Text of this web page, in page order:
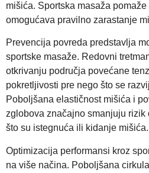
mišića. Sportska masaža
omogućava pravilno zarastanje
Prevencija povreda predstavlja
sportske masaže. Redovni
otkrivanju područja povećane
pokretljivosti pre nego što se
Poboljšana elastičnost mišića i
zglobova značajno smanjuju rizik
što su istegnuća ili kidanje mišića.
Optimizacija performansi kroz
na više načina. Poboljšana